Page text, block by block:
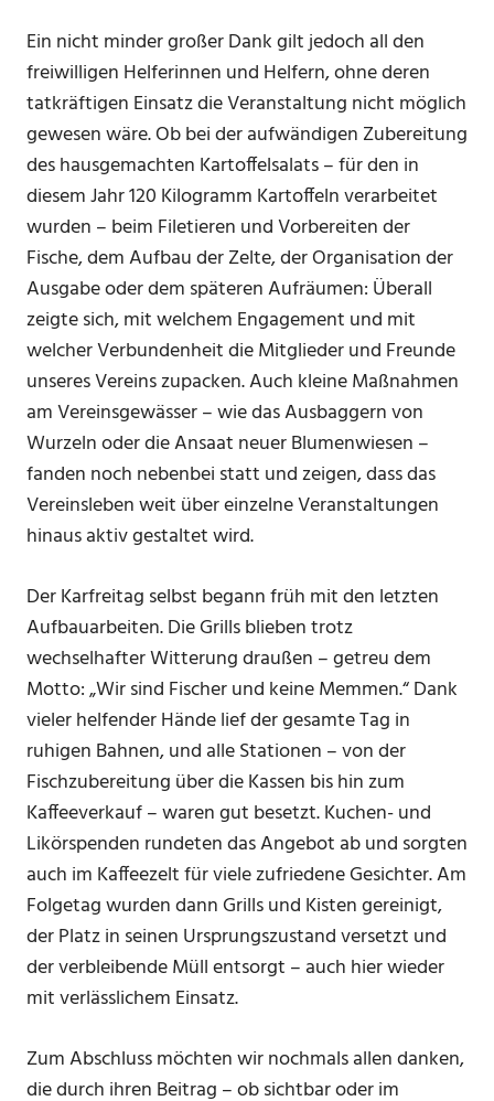
Ein nicht minder großer Dank gilt jedoch all den
freiwilligen Helferinnen und Helfern, ohne deren
tatkräftigen Einsatz die Veranstaltung nicht möglich
gewesen wäre. Ob bei der aufwändigen Zubereitung
des hausgemachten Kartoffelsalats – für den in
diesem Jahr 120 Kilogramm Kartoffeln verarbeitet
wurden – beim Filetieren und Vorbereiten der
Fische, dem Aufbau der Zelte, der Organisation der
Ausgabe oder dem späteren Aufräumen: Überall
zeigte sich, mit welchem Engagement und mit
welcher Verbundenheit die Mitglieder und Freunde
unseres Vereins zupacken. Auch kleine Maßnahmen
am Vereinsgewässer – wie das Ausbaggern von
Wurzeln oder die Ansaat neuer Blumenwiesen –
fanden noch nebenbei statt und zeigen, dass das
Vereinsleben weit über einzelne Veranstaltungen
hinaus aktiv gestaltet wird.
Der Karfreitag selbst begann früh mit den letzten
Aufbauarbeiten. Die Grills blieben trotz
wechselhafter Witterung draußen – getreu dem
Motto: „Wir sind Fischer und keine Memmen.“ Dank
vieler helfender Hände lief der gesamte Tag in
ruhigen Bahnen, und alle Stationen – von der
Fischzubereitung über die Kassen bis hin zum
Kaffeeverkauf – waren gut besetzt. Kuchen- und
Likörspenden rundeten das Angebot ab und sorgten
auch im Kaffeezelt für viele zufriedene Gesichter. Am
Folgetag wurden dann Grills und Kisten gereinigt,
der Platz in seinen Ursprungszustand versetzt und
der verbleibende Müll entsorgt – auch hier wieder
mit verlässlichem Einsatz.
Zum Abschluss möchten wir nochmals allen danken,
die durch ihren Beitrag – ob sichtbar oder im